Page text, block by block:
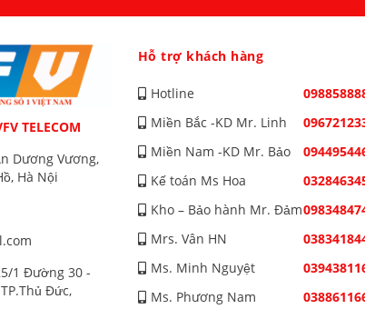
TELECOM
Dương Vương,
Hà Nội
1 Đường 30 -
Đức,
Hỗ trợ khách hàng
Hotline
Miền Bắc -KD Mr. Linh
Miền Nam -KD Mr. Bảo
Kế toán Ms Hoa
Kho – Bảo hành Mr. Đảm
Mrs. Vân HN
Ms. Minh Nguyệt
Ms. Phương Nam